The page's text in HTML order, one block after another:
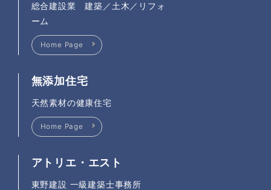
総合建設業 建築／土木／リフォ
ーム
Home Page
無添加住宅
天然素材の健康住宅
Home Page
アトリエ・エスト
東野建設 一級建築士事務所